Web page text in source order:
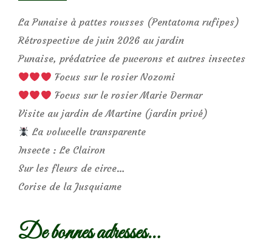
La Punaise à pattes rousses (Pentatoma rufipes)
Rétrospective de juin 2026 au jardin
Punaise, prédatrice de pucerons et autres insectes
Focus sur le rosier Nozomi
Focus sur le rosier Marie Dermar
Visite au jardin de Martine (jardin privé)
La volucelle transparente
Insecte : Le Clairon
Sur les fleurs de circe…
Corise de la Jusquiame
De bonnes adresses…